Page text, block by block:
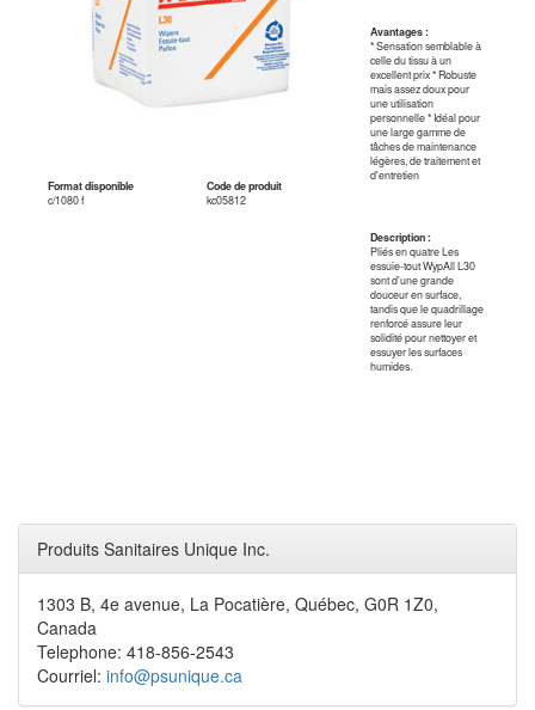
Format disponible
Code de produit
c/1080 f
kc05812
Avantages :
* Sensation semblable à
celle du tissu à un
excellent prix * Robuste
mais assez doux pour
une utilisation
personnelle * Idéal pour
une large gamme de
tâches de maintenance
légères, de traitement et
d'entretien
Description :
Pliés en quatre Les
essuie-tout WypAll L30
sont d'une grande
douceur en surface,
tandis que le quadrillage
renforcé assure leur
solidité pour nettoyer et
essuyer les surfaces
humides.
Produits Sanitaires Unique Inc.
1303 B, 4e avenue, La Pocatière, Québec, G0R 1Z0,
Canada
Telephone: 418-856-2543
Courriel: info@psunique.ca